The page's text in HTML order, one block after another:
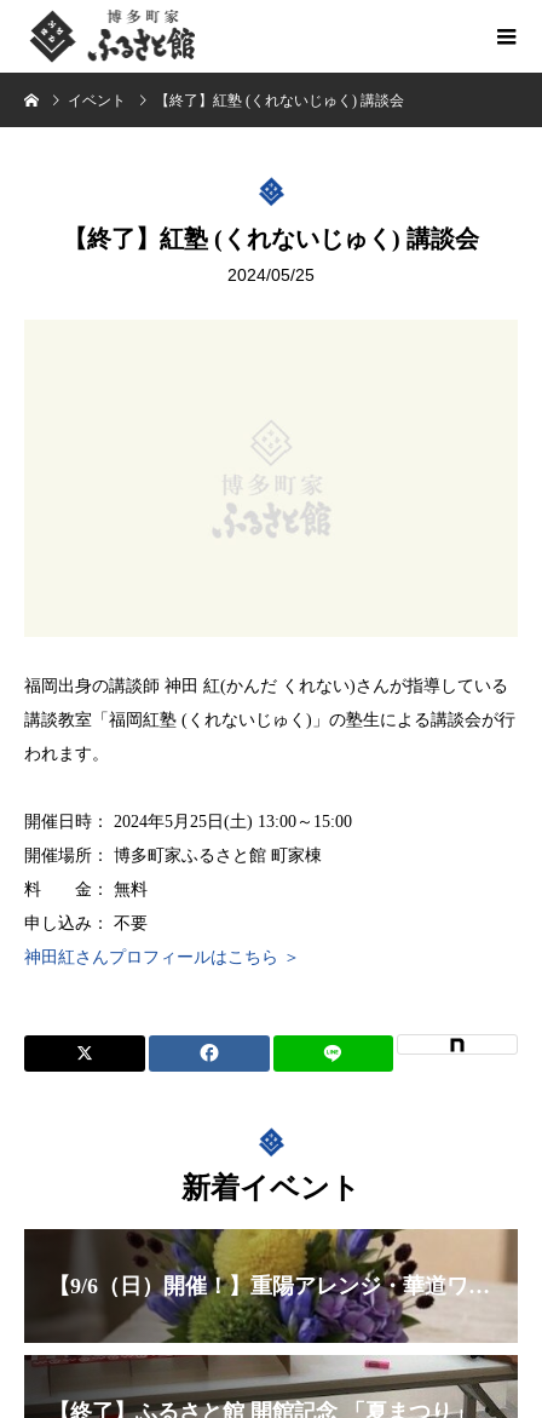
イベント 【終了】紅塾 (くれないじゅく) 講談会
【終了】紅塾 (くれないじゅく) 講談会
2024/05/25
福岡出身の講談師 神田 紅(かんだ くれない)さんが指導している
講談教室「福岡紅塾 (くれないじゅく)」の塾生による講談会が行
われます。
開催日時： 2024年5月25日(土) 13:00～15:00
開催場所： 博多町家ふるさと館 町家棟
料 金： 無料
申し込み： 不要
神田紅さんプロフィールはこちら ＞
新着イベント
【9/6（日）開催！】重陽アレンジ・華道ワークショップ
【終了】ふるさと館 開館記念 「夏まつり」